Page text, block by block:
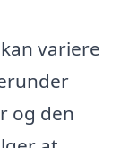
variere
og den